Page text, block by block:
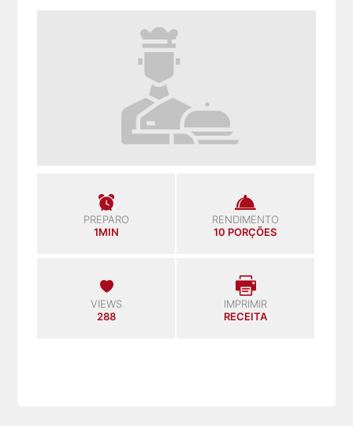
PREPARO
1MIN
RENDIMENTO
10 PORÇÕES
VIEWS
288
IMPRIMIR
RECEITA